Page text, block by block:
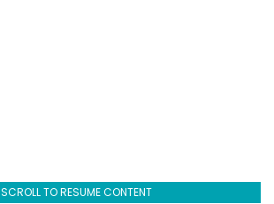
SCROLL TO RESUME CONTENT